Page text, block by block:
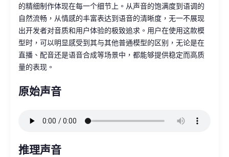
的精细制作体现在每一个细节上。从声音的饱满度到语调的
自然流畅，从情感的丰富表达到语音的清晰度，无一不展现
出开发者对音质和用户体验的极致追求。用户在使用这款模
型时，可以明显感受到其与其他普通模型的区别，无论是在
直播、配音还是语音合成等场景中，都能够提供稳定而高质
量的表现。
原始声音
推理声音